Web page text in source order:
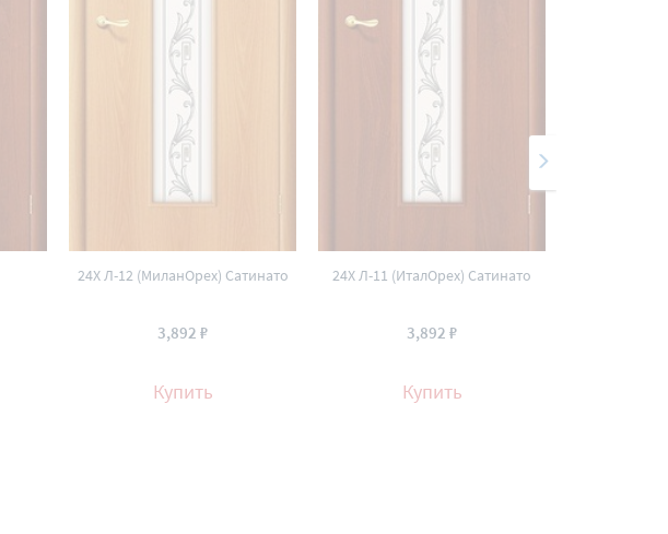
24Х Л-12 (МиланОрех) Сатинато
3,892 ₽
Купить
24Х Л-11 (ИталОрех) Сатинато
3,892 ₽
Купить